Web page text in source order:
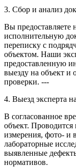
3. Сбор и анализ
Вы
исполнительную
переписку с
объектом. Наши
предоставленную
выезду на объект и
проверки. ---
4. Выезд эксперта
В согласованное
объект.
измерения, фото- и
лабораторные
выявленные
нормативов.